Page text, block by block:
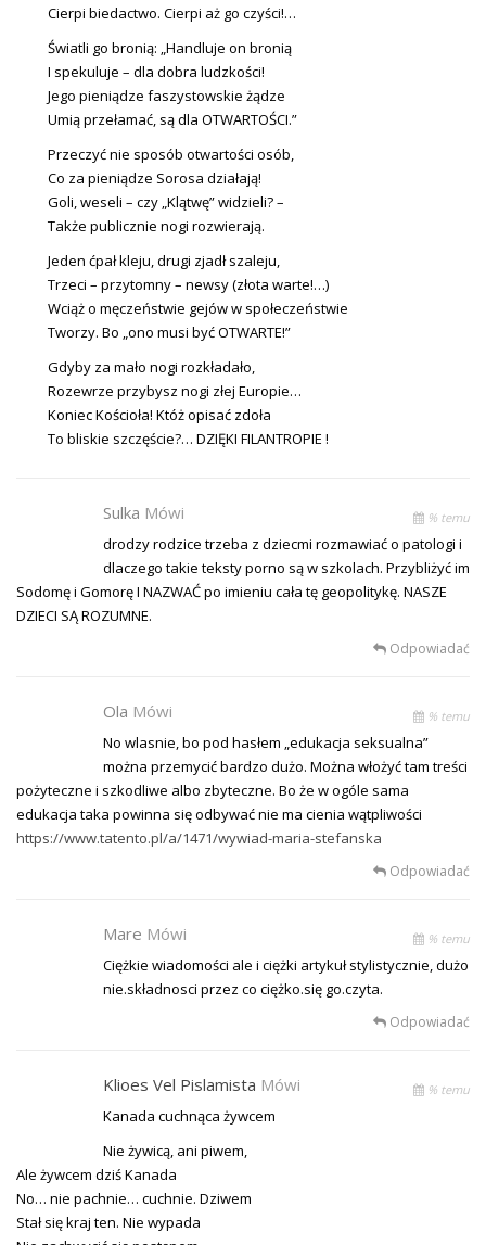
Cierpi biedactwo. Cierpi aż go czyści!…
Światli go bronią: „Handluje on bronią
I spekuluje – dla dobra ludzkości!
Jego pieniądze faszystowskie żądze
Umią przełamać, są dla OTWARTOŚCI.”
Przeczyć nie sposób otwartości osób,
Co za pieniądze Sorosa działają!
Goli, weseli – czy „Klątwę” widzieli? –
Także publicznie nogi rozwierają.
Jeden ćpał kleju, drugi zjadł szaleju,
Trzeci – przytomny – newsy (złota warte!…)
Wciąż o męczeństwie gejów w społeczeństwie
Tworzy. Bo „ono musi być OTWARTE!”
Gdyby za mało nogi rozkładało,
Rozewrze przybysz nogi złej Europie…
Koniec Kościoła! Któż opisać zdoła
To bliskie szczęście?… DZIĘKI FILANTROPIE !
Sulka Mówi % temu
drodzy rodzice trzeba z dziecmi rozmawiać o patologi i
dlaczego takie teksty porno są w szkolach. Przybliżyć im
Sodomę i Gomorę I NAZWAĆ po imieniu cała tę geopolitykę. NASZE
DZIECI SĄ ROZUMNE.
Odpowiadać
Ola Mówi % temu
No wlasnie, bo pod hasłem „edukacja seksualna”
można przemycić bardzo dużo. Można włożyć tam treści
pożyteczne i szkodliwe albo zbyteczne. Bo że w ogóle sama
edukacja taka powinna się odbywać nie ma cienia wątpliwości
https://www.tatento.pl/a/1471/wywiad-maria-stefanska
Odpowiadać
Mare Mówi % temu
Ciężkie wiadomości ale i ciężki artykuł stylistycznie, dużo
nie.składnosci przez co ciężko.się go.czyta.
Odpowiadać
Klioes Vel Pislamista Mówi % temu
Kanada cuchnąca żywcem
Nie żywicą, ani piwem,
Ale żywcem dziś Kanada
No… nie pachnie… cuchnie. Dziwem
Stał się kraj ten. Nie wypada